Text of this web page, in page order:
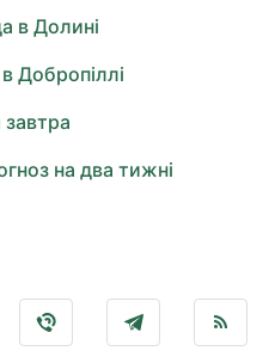
в Долині
Добропіллі
на два тижні